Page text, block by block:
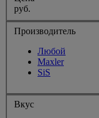
руб.
Производитель
Любой
Maxler
SiS
Вкус